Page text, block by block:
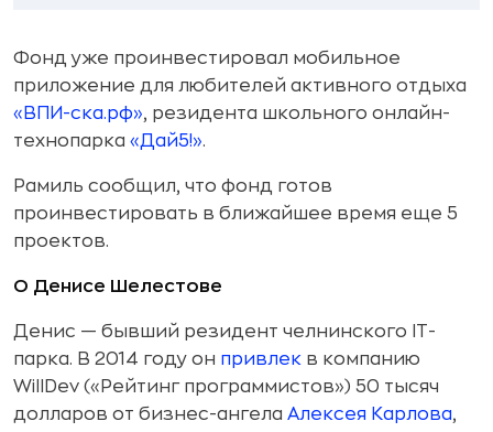
Фонд уже проинвестировал мобильное
приложение для любителей активного отдыха
«ВПИ-ска.рф», резидента школьного онлайн-
технопарка «Дай5!».
Рамиль сообщил, что фонд готов
проинвестировать в ближайшее время еще 5
проектов.
О Денисе Шелестове
Денис — бывший резидент челнинского IT-
парка. В 2014 году он привлек в компанию
WillDev («Рейтинг программистов») 50 тысяч
долларов от бизнес-ангела Алексея Карлова,